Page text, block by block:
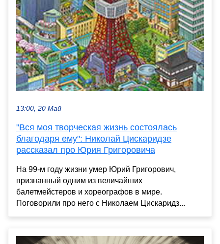
13:00, 20 Май
"Вся моя творческая жизнь состоялась
благодаря ему": Николай Цискаридзе
рассказал про Юрия Григоровича
На 99-м году жизни умер Юрий Григорович,
признанный одним из величайших
балетмейстеров и хореографов в мире.
Поговорили про него с Николаем Цискаридз...